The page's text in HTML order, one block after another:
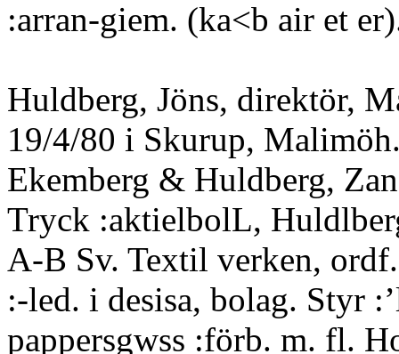
:arran-giem. (ka<b air et
Huldberg, Jöns, direktör,
19/4/80 i Skurup,
Ekemberg & Huldberg,
Tryck :aktielbolL,
A-B Sv. Textil verken,
:-led. i desisa, bolag. Styr
pappersgwss :förb. m. fl.